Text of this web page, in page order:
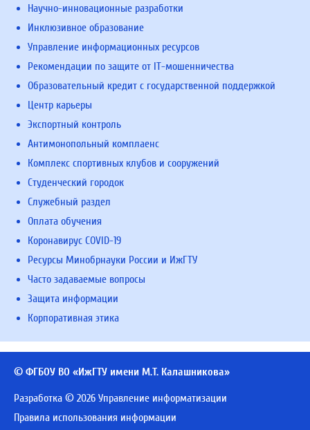
Научно-инновационные разработки
Инклюзивное образование
Управление информационных ресурсов
Рекомендации по защите от IT-мошенничества
Образовательный кредит с государственной поддержкой
Центр карьеры
Экспортный контроль
Антимонопольный комплаенс
Комплекс спортивных клубов и сооружений
Студенческий городок
Служебный раздел
Оплата обучения
Коронавирус COVID-19
Ресурсы Минобрнауки России и ИжГТУ
Часто задаваемые вопросы
Защита информации
Корпоративная этика
© ФГБОУ ВО «ИжГТУ имени М.Т. Калашникова»
Разработка © 2026 Управление информатизации
Правила использования информации